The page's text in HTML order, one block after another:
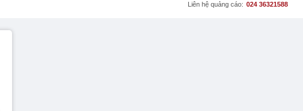
Liên hệ quảng cáo: 024 36321588